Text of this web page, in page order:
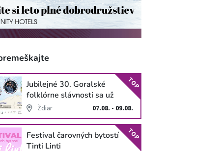
Jubilejné 30. Goralské
folklórne slávnosti sa už
blížiaŽdiar 07.08. - 09.08.
TOP
Festival čarovných bytostí
Tinti Linti
TOP